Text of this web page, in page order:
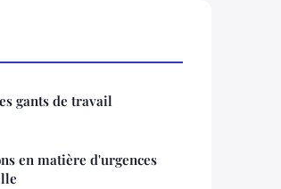
gants de travail
en matière d'urgences